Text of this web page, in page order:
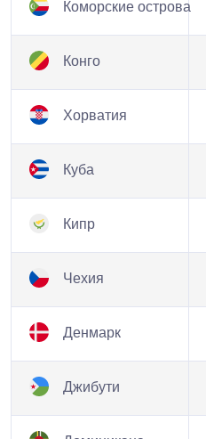
Коморские острова
Конго
Хорватия
Куба
Кипр
Чехия
Денмарк
Джибути